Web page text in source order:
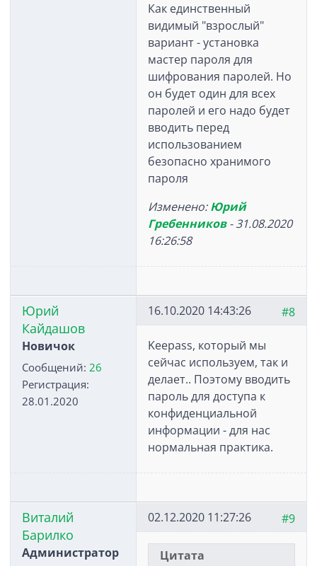
Как единственный
видимый "взрослый"
вариант - установка
мастер пароля для
шифрования паролей. Но
он будет один для всех
паролей и его надо будет
вводить перед
использованием
безопасно хранимого
пароля
Изменено:Юрий
Гребенников-31.08.2020
16:26:58
Юрий
Кайдашов
Новичок
Сообщений: 26
Регистрация:
28.01.2020
#8
16.10.2020 14:43:26
Keepass, который мы
сейчас используем, так и
делает.. Поэтому вводить
пароль для доступа к
конфиденциальной
информации - для нас
нормальная практика.
Виталий
Барилко
Администратор
#9
02.12.2020 11:27:26
Цитата